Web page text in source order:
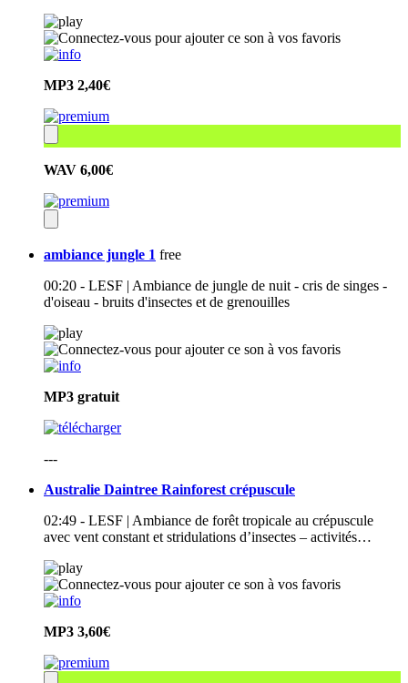
MP3 2,40€
WAV 6,00€
ambiance jungle 1 free
00:20 - LESF | Ambiance de jungle de nuit - cris de singes -
d'oiseau - bruits d'insectes et de grenouilles
MP3 gratuit
---
Australie Daintree Rainforest crépuscule
02:49 - LESF | Ambiance de forêt tropicale au crépuscule
avec vent constant et stridulations d’insectes – activités…
MP3 3,60€